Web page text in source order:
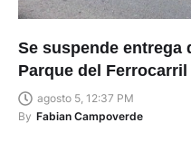
Se suspende entrega
Parque del Ferrocarril
agosto 5, 12:37 PM
By Fabian Campoverde